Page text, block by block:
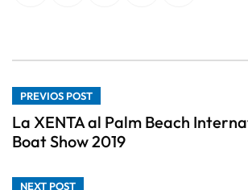
PREVIOS POST
La XENTA al Palm Beach
Boat Show 2019
NEXT POST